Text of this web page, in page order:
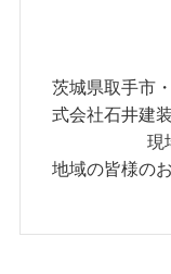
茨城県取手市
式会社石井建
現
地域の皆様の